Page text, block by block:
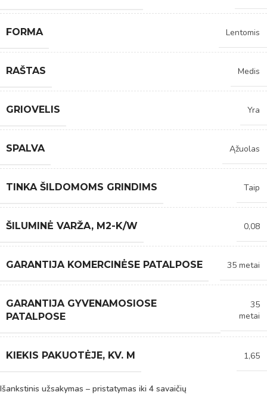
FORMA Lentomis
RAŠTAS Medis
GRIOVELIS Yra
SPALVA Ąžuolas
TINKA ŠILDOMOMS GRINDIMS Taip
ŠILUMINĖ VARŽA, M2-K/W 0,08
GARANTIJA KOMERCINĖSE PATALPOSE 35 metai
GARANTIJA GYVENAMOSIOSE
PATALPOSE
35
metai
KIEKIS PAKUOTĖJE, KV. M 1,65
Išankstinis užsakymas – pristatymas iki 4 savaičių